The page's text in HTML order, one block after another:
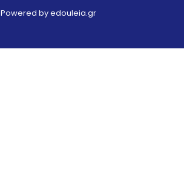
Powered by edouleia.gr